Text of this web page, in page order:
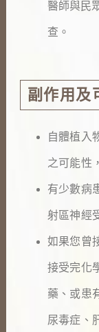
醫師與民
查。
副作用及
自體植入
之可能性
有少數病
射區神經
如果您曾
接受完化
藥、或患
尿毒症、